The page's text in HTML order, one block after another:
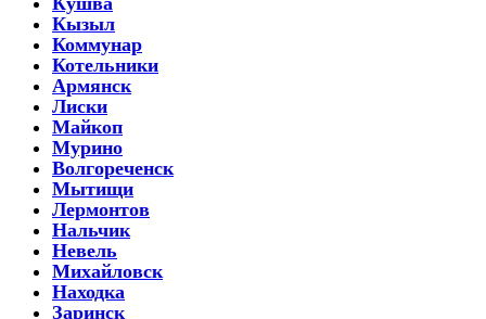
Кызыл
Коммунар
Котельники
Армянск
Лиски
Майкоп
Мурино
Волгореченск
Мытищи
Лермонтов
Нальчик
Невель
Михайловск
Находка
Заринск